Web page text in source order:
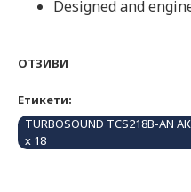
Designed and
ОТЗИВИ
Етикети:
TURBOSOUND TCS218B-
х 18